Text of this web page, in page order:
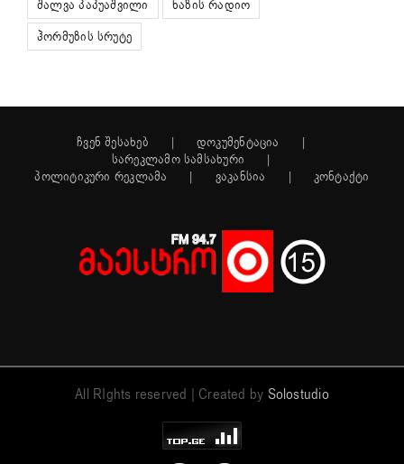
შალვა პაპუაშვილი
ხაზის რადიო
ჰორმუზის სრუტე
ჩვენ შესახებ
დოკუმენტაცია
სარეკლამო სამსახური
პოლიტიკური რეკლამა
ვაკანსია კონტაქტი
All RIghts reserved | Created by Solostudio